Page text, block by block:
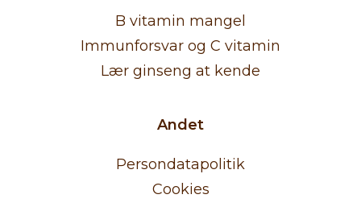
B vitamin mangel
Immunforsvar og C vitamin
Lær ginseng at kende
Andet
Persondatapolitik
Cookies